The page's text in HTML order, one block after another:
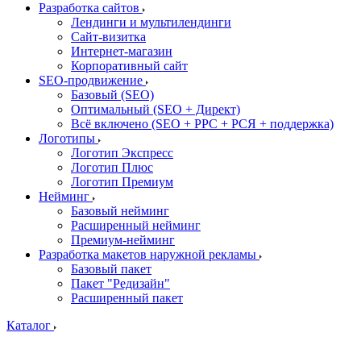
Разработка сайтов
Лендинги и мультилендинги
Сайт-визитка
Интернет-магазин
Корпоративный сайт
SEO-продвижение
Базовый (SEO)
Оптимальный (SEO + Директ)
Всё включено (SEO + PPC + РСЯ + поддержка)
Логотипы
Логотип Экспресс
Логотип Плюс
Логотип Премиум
Нейминг
Базовый нейминг
Расширенный нейминг
Премиум-нейминг
Разработка макетов наружной рекламы
Базовый пакет
Пакет "Редизайн"
Расширенный пакет
Каталог